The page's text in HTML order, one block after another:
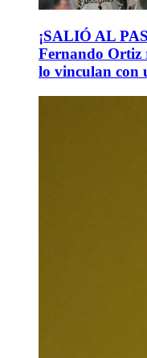
¡SALIÓ AL
Fernando Ortiz
lo vinculan con